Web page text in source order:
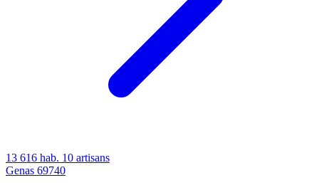
13 616 hab. 10 artisans
Genas 69740